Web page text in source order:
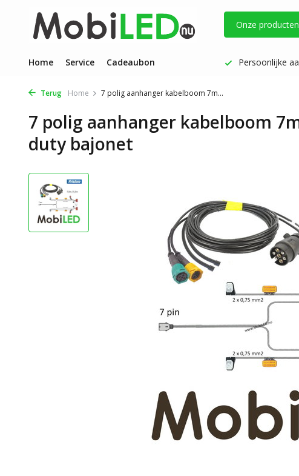
Onze producten
Home Service Cadeaubon
Vóór 17 uur besteld: dezelfde werkdag verzonden Persoonlijke
Terug Home 7 polig aanhanger kabelboom 7m...
7 polig aanhanger kabelboom
duty bajonet